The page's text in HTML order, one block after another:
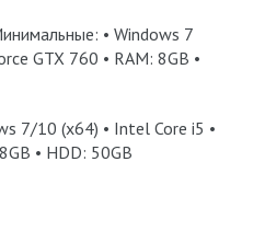
• Windows 7
GTX 760 • RAM: 8GB •
7/10 (x64) • Intel Core i5 •
• HDD: 50GB